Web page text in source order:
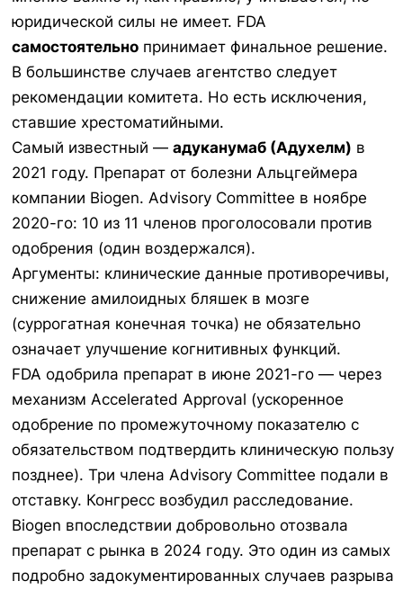
юридической силы не имеет. FDA
самостоятельно принимает финальное решение.
В большинстве случаев агентство следует
рекомендации комитета. Но есть исключения,
ставшие хрестоматийными.
Самый известный — адуканумаб (Адухелм) в
2021 году. Препарат от болезни Альцгеймера
компании Biogen. Advisory Committee в ноябре
2020-го: 10 из 11 членов проголосовали против
одобрения (один воздержался).
Аргументы: клинические данные противоречивы,
снижение амилоидных бляшек в мозге
(суррогатная конечная точка) не обязательно
означает улучшение когнитивных функций.
FDA одобрила препарат в июне 2021-го — через
механизм Accelerated Approval (ускоренное
одобрение по промежуточному показателю с
обязательством подтвердить клиническую пользу
позднее). Три члена Advisory Committee подали в
отставку. Конгресс возбудил расследование.
Biogen впоследствии добровольно отозвала
препарат с рынка в 2024 году. Это один из самых
подробно задокументированных случаев разрыва